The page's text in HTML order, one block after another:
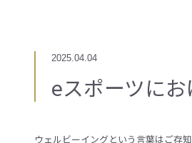
2025.04.04
eスポーツに
ウェルビーイングという言葉はご存